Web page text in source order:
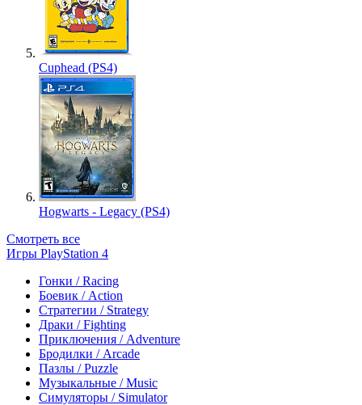
Cuphead (PS4)
Hogwarts - Legacy (PS4)
Смотреть все
Игры PlayStation 4
Гонки / Racing
Боевик / Action
Стратегии / Strategy
Драки / Fighting
Приключения / Adventure
Бродилки / Arcade
Пазлы / Puzzle
Музыкальные / Music
Симуляторы / Simulator